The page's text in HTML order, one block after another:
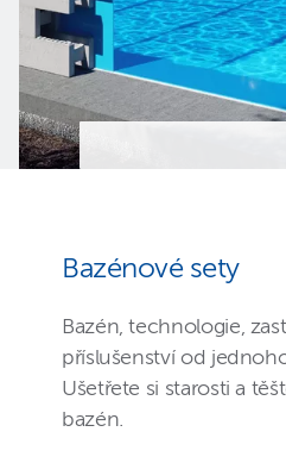
Bazénové sety
Bazén, technologie,
příslušenství od
Ušetřete si starosti a
bazén.